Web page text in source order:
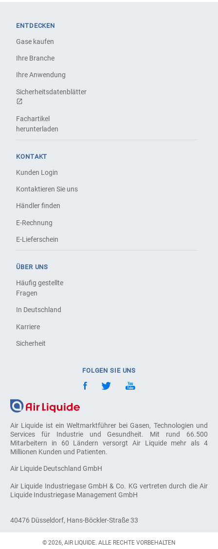
Air Liquide ist ein Weltmarktführer bei Gasen, Technologien und
Services für Industrie und Gesundheit. Mit rund 66.500
Mitarbeitern in 60 Ländern versorgt Air Liquide mehr als 4
Millionen Kunden und Patienten.
Air Liquide Deutschland GmbH
Air Liquide Industriegase GmbH & Co. KG vertreten durch die Air
Liquide Industriegase Management GmbH
40476 Düsseldorf, Hans-Böckler-Straße 33
ENTDECKEN
Gase kaufen
Ihre Branche
Ihre Anwendung
Sicherheitsdatenblätter
Fachartikel
herunterladen
KONTAKT
Kunden Login
Kontaktieren Sie uns
Händler finden
E-Rechnung
E-Lieferschein
ÜBER UNS
Häufig gestellte
Fragen
In Deutschland
Karriere
Sicherheit
FOLGEN SIE UNS
© 2026, AIR LIQUIDE. ALLE RECHTE VORBEHALTEN